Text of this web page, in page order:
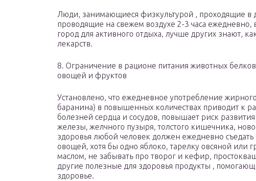
Люди, занимающиеся физкультурой , проходящие в
проводящие на свежем воздухе 2-3 часа
город для активного отдыха, лучше других знают,
лекарств.
8. Ограничение в рационе питания животных
овощей и фруктов
Установлено, что ежедневное употребление
баранина) в повышенных количествах приводит к
болезней сердца и сосудов, повышает риск
железы, желчного пузыря, толстого кишечника,
здоровья любой человек должен ежедневно
овощей, хотя бы одно яблоко, тарелку овсяной или
маслом, не забывать про творог и кефир,
другие полезные для здоровья продукты ,
здоровье.